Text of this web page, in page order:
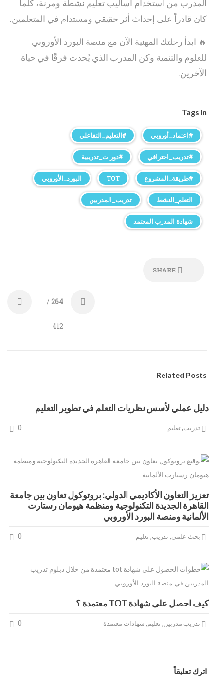
المدرب من استخدام أساليب تعليم نشطة ومرنة، كلما
كان قادراً على إحداث أثر حقيقي ومستدام في المتعلمين.
🔥 ابدأ رحلتك المهنية الآن مع منصة البورد الأوروبي
للعلوم والتنمية وكن المدرب الذي يُحدث فرقًا في حياة
الآخرين.
Tags In
#اعتماد_أوروبي #التعليم_التفاعلي
#تدريب_احترافي #دورات_تدريبية
#طريقة_المشروع TOT البورد_الأوروبي
التعلم_النشط تدريب_المدربين
شهادة المدرب المعتمد
SHARE
264
/
412
Related Posts
دليل عملي لأسس نظريات التعلم في تطوير التعليم
تدريب, تعليم 0
تعزيز التعاون الأكاديمي الدولي: بروتوكول تعاون بين جامعة
القاهرة الجديدة التكنولوجية ومنظمة هيومان رستارت
الألمانية ومنصة البورد الأوروبي
بحث علمي, تدريب, تعليم 0
كيف احصل على شهادة TOT معتمدة ؟
تدريب مدربين, تعليم, شهادات معتمدة 0
اترك تعليقاً